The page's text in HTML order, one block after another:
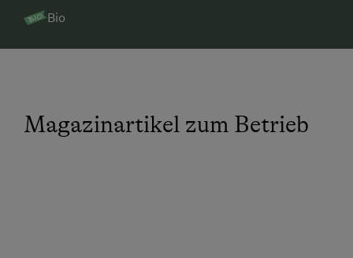
Bio
Magazinartikel zum Betrieb